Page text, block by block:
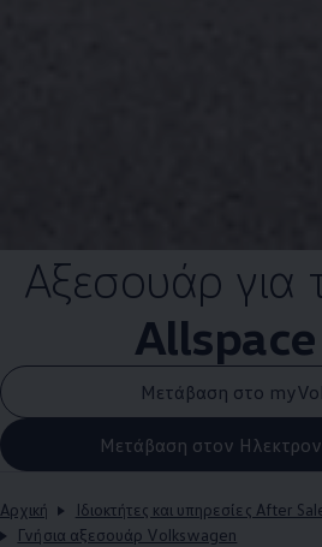
Αξεσουάρ για
Μετάβαση στο
Μετάβαση στον
Αρχική
Ιδιοκτήτες και υπηρεσίες After
Γνήσια αξεσουάρ Volkswagen